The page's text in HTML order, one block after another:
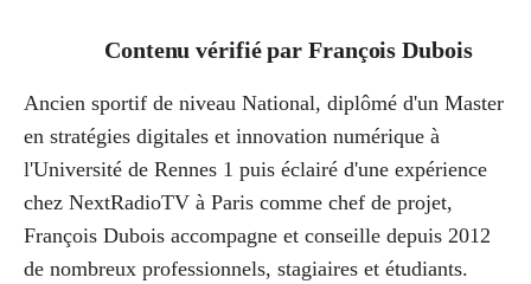
Contenu vérifié par François Dubois
Ancien sportif de niveau National, diplômé d'un Master
en stratégies digitales et innovation numérique à
l'Université de Rennes 1 puis éclairé d'une expérience
chez NextRadioTV à Paris comme chef de projet,
François Dubois accompagne et conseille depuis 2012
de nombreux professionnels, stagiaires et étudiants.